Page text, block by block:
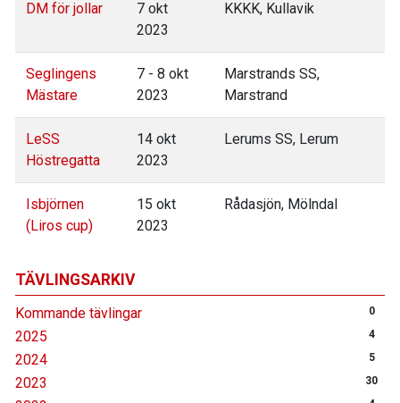
TÄVLINGSARKIV
Kommande tävlingar 0
2025 4
2024 5
2023 30
DM för jollar
7 okt
2023
KKKK, Kullavik
Seglingens
Mästare
7 - 8 okt
2023
Marstrands SS,
Marstrand
LeSS
Höstregatta
14 okt
2023
Lerums SS, Lerum
Isbjörnen
(Liros cup)
15 okt
2023
Rådasjön, Mölndal